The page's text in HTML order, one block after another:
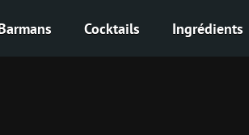
Cocktails Ingrédients